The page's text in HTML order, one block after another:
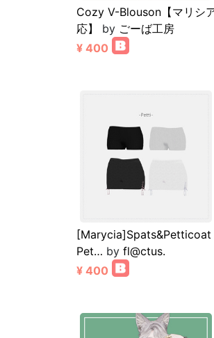
Cozy V-Blouson【マリシ
応】
by ごーば工房
¥ 400
Pet… by fl@ctus.
¥ 400